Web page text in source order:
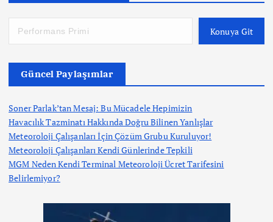
Konuya Git
Güncel Paylaşımlar
Soner Parlak’tan Mesaj: Bu Mücadele Hepimizin
Havacılık Tazminatı Hakkında Doğru Bilinen Yanlışlar
Meteoroloji Çalışanları İçin Çözüm Grubu Kuruluyor!
Meteoroloji Çalışanları Kendi Günlerinde Tepkili
MGM Neden Kendi Terminal Meteoroloji Ücret Tarifesini
Belirlemiyor?